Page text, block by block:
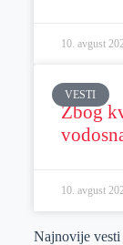
10. avgust
VESTI
Zbog
10. avgust
Najnovije vesti